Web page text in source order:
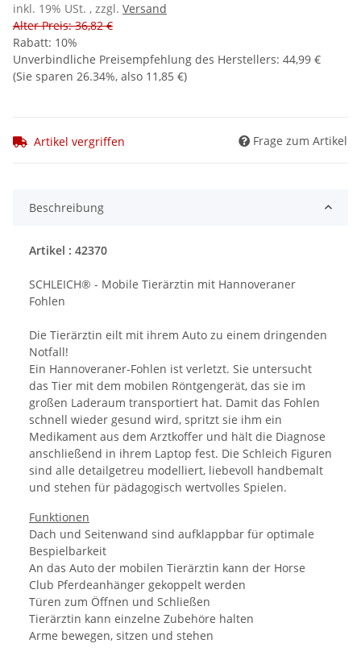
inkl. 19% USt. , zzgl. Versand
Alter Preis: 36,82 €
Rabatt: 10%
Unverbindliche Preisempfehlung des Herstellers: 44,99 €
(Sie sparen 26.34%, also 11,85 €)
Artikel vergriffen Frage zum Artikel
Beschreibung
Artikel : 42370
SCHLEICH® - Mobile Tierärztin mit Hannoveraner
Fohlen
Die Tierärztin eilt mit ihrem Auto zu einem dringenden
Notfall!
Ein Hannoveraner-Fohlen ist verletzt. Sie untersucht
das Tier mit dem mobilen Röntgengerät, das sie im
großen Laderaum transportiert hat. Damit das Fohlen
schnell wieder gesund wird, spritzt sie ihm ein
Medikament aus dem Arztkoffer und hält die Diagnose
anschließend in ihrem Laptop fest. Die Schleich Figuren
sind alle detailgetreu modelliert, liebevoll handbemalt
und stehen für pädagogisch wertvolles Spielen.
Funktionen
Dach und Seitenwand sind aufklappbar für optimale
Bespielbarkeit
An das Auto der mobilen Tierärztin kann der Horse
Club Pferdeanhänger gekoppelt werden
Türen zum Öffnen und Schließen
Tierärztin kann einzelne Zubehöre halten
Arme bewegen, sitzen und stehen